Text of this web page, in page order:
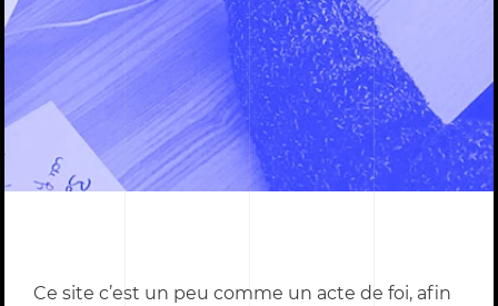
Ce site c’est un peu comme un acte de foi, afin